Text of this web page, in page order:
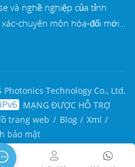
và nghề nghiệp của tỉnh
chuyên môn hóa-đổi mới
phố ven biển Đông Nam
phố quang học nổi tiếng ở
thuật lành nghề và một hệ
hệ thống sơn phủ, hệ
chất lượng. WTS cung
trọn gói cho R&D, thiết kế và
có độ chính xác cao, ống
xác cao, và các thành
Photonics Technology Co., Ltd.
MẠNG ĐƯỢC HỖ TRỢ
trang web / Blog / Xml /
bảo mật